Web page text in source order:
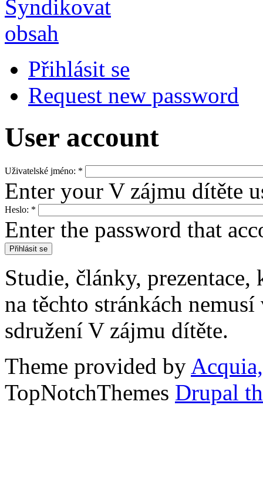
Přihlásit se
Request new password
User account
Uživatelské jméno: *
Enter your V zájmu dítěte
Heslo: *
Enter the password that
Studie, články,
na těchto stránkách
sdružení V zájmu dítěte.
Theme provided by
TopNotchThemes Drupal